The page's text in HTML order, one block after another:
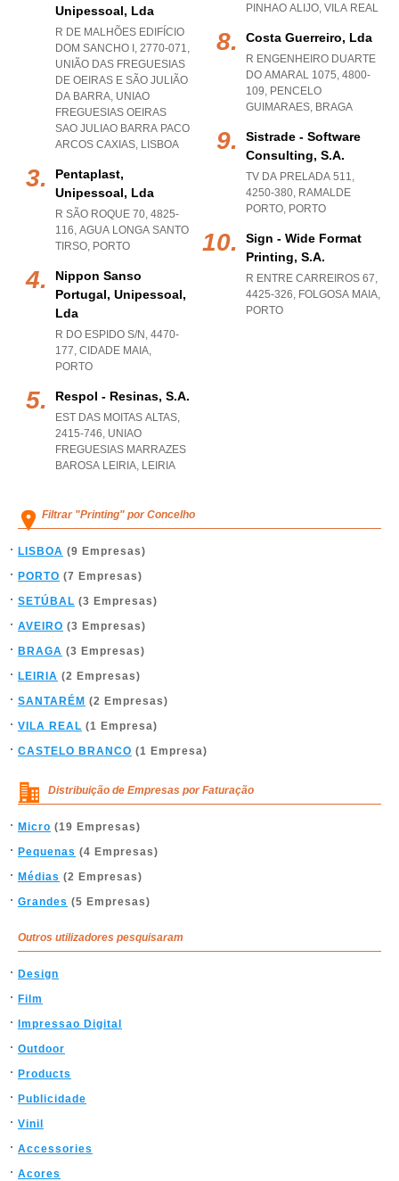
Unipessoal, Lda
R DE MALHÕES EDIFÍCIO
DOM SANCHO I, 2770-071,
UNIÃO DAS FREGUESIAS
DE OEIRAS E SÃO JULIÃO
DA BARRA, UNIAO
FREGUESIAS OEIRAS
SAO JULIAO BARRA PACO
ARCOS CAXIAS, LISBOA
Pentaplast,
Unipessoal, Lda
R SÃO ROQUE 70, 4825-
116, AGUA LONGA SANTO
TIRSO, PORTO
Nippon Sanso
Portugal, Unipessoal,
Lda
R DO ESPIDO S/N, 4470-
177, CIDADE MAIA,
PORTO
Respol - Resinas, S.a.
EST DAS MOITAS ALTAS,
2415-746, UNIAO
FREGUESIAS MARRAZES
BAROSA LEIRIA, LEIRIA
PINHAO ALIJO, VILA REAL
Costa Guerreiro, Lda
R ENGENHEIRO DUARTE
DO AMARAL 1075, 4800-
109, PENCELO
GUIMARAES, BRAGA
Sistrade - Software
Consulting, S.a.
TV DA PRELADA 511,
4250-380, RAMALDE
PORTO, PORTO
Sign - Wide Format
Printing, S.a.
R ENTRE CARREIROS 67,
4425-326, FOLGOSA MAIA,
PORTO
Filtrar "Printing" por Concelho
LISBOA (9 Empresas)
PORTO (7 Empresas)
SETÚBAL (3 Empresas)
AVEIRO (3 Empresas)
BRAGA (3 Empresas)
LEIRIA (2 Empresas)
SANTARÉM (2 Empresas)
VILA REAL (1 Empresa)
CASTELO BRANCO (1 Empresa)
Distribuição de Empresas por Faturação
Micro (19 Empresas)
Pequenas (4 Empresas)
Médias (2 Empresas)
Grandes (5 Empresas)
Outros utilizadores pesquisaram
Design
Film
Impressao Digital
Outdoor
Products
Publicidade
Vinil
Accessories
Acores